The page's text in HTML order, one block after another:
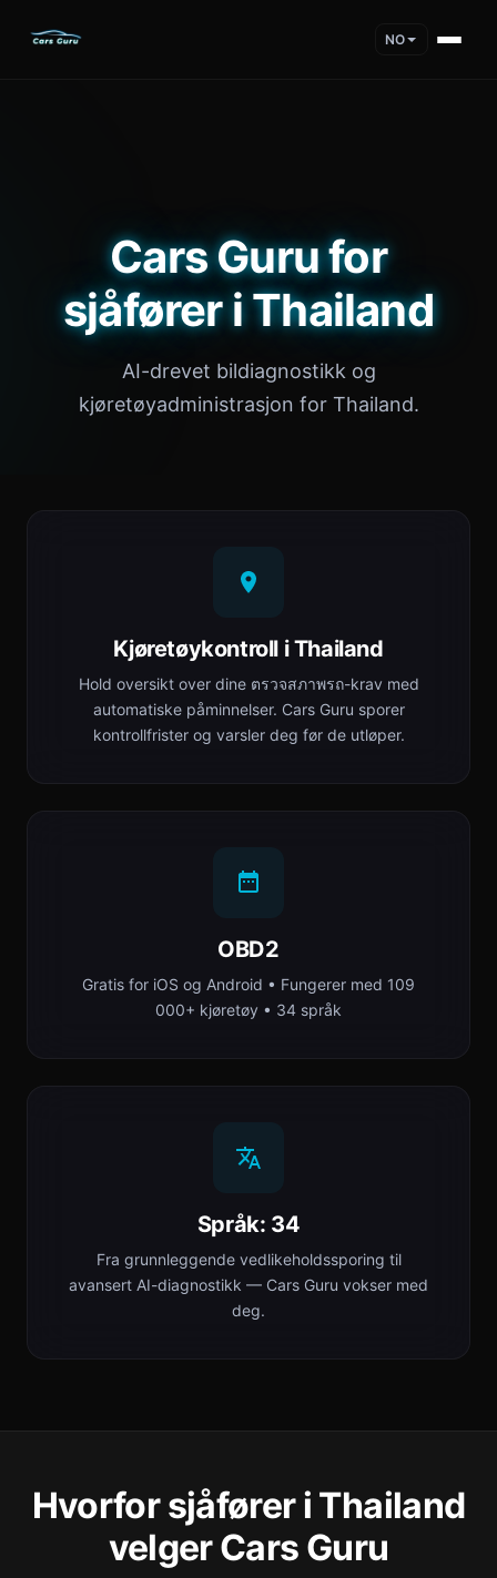
NO
Cars Guru for
sjåfører i Thailand
AI-drevet bildiagnostikk og
kjøretøyadministrasjon for Thailand.
Kjøretøykontroll i Thailand
Hold oversikt over dine ตรวจสภาพรถ-krav med
automatiske påminnelser. Cars Guru sporer
kontrollfrister og varsler deg før de utløper.
OBD2
Gratis for iOS og Android • Fungerer med 109
000+ kjøretøy • 34 språk
Språk: 34
Fra grunnleggende vedlikeholdssporing til
avansert AI-diagnostikk — Cars Guru vokser med
deg.
Hvorfor sjåfører i Thailand
velger Cars Guru